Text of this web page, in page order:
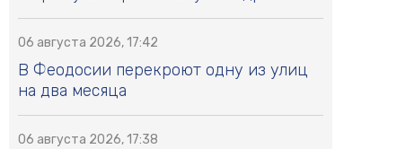
06 августа 2026, 17:42
В Феодосии перекроют одну из улиц
на два месяца
06 августа 2026, 17:38